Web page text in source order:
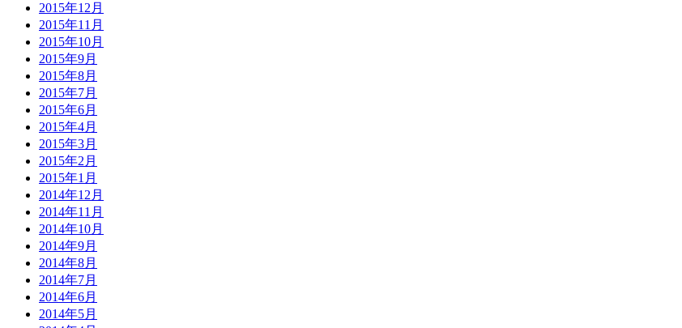
2015年12月
2015年11月
2015年10月
2015年9月
2015年8月
2015年7月
2015年6月
2015年4月
2015年3月
2015年2月
2015年1月
2014年12月
2014年11月
2014年10月
2014年9月
2014年8月
2014年7月
2014年6月
2014年5月